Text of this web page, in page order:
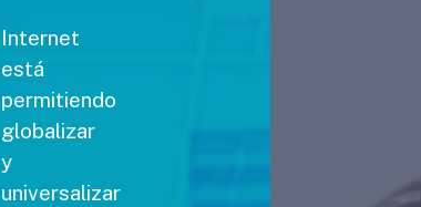
Internet
está
permitiendo
globalizar
y
universalizar